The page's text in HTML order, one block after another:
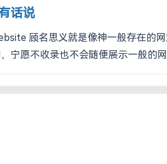
话说
顾名思义就是像神一般存在的
宁愿不收录也不会随便展示一般的